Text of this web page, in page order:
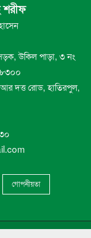
পড়ে ইন্টারনেট
এইচএসসি বাংলা
উকিল পাড়া, ৩ নং
দত্ত রোড, হাতিরপুল,
গোপনীয়তা